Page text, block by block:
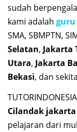
sudah
kami adalah
SMA, SBMPTN,
Selatan, Jakarta
Utara, Jakarta
Bekasi, dan
Cilandak
pelajaran dari